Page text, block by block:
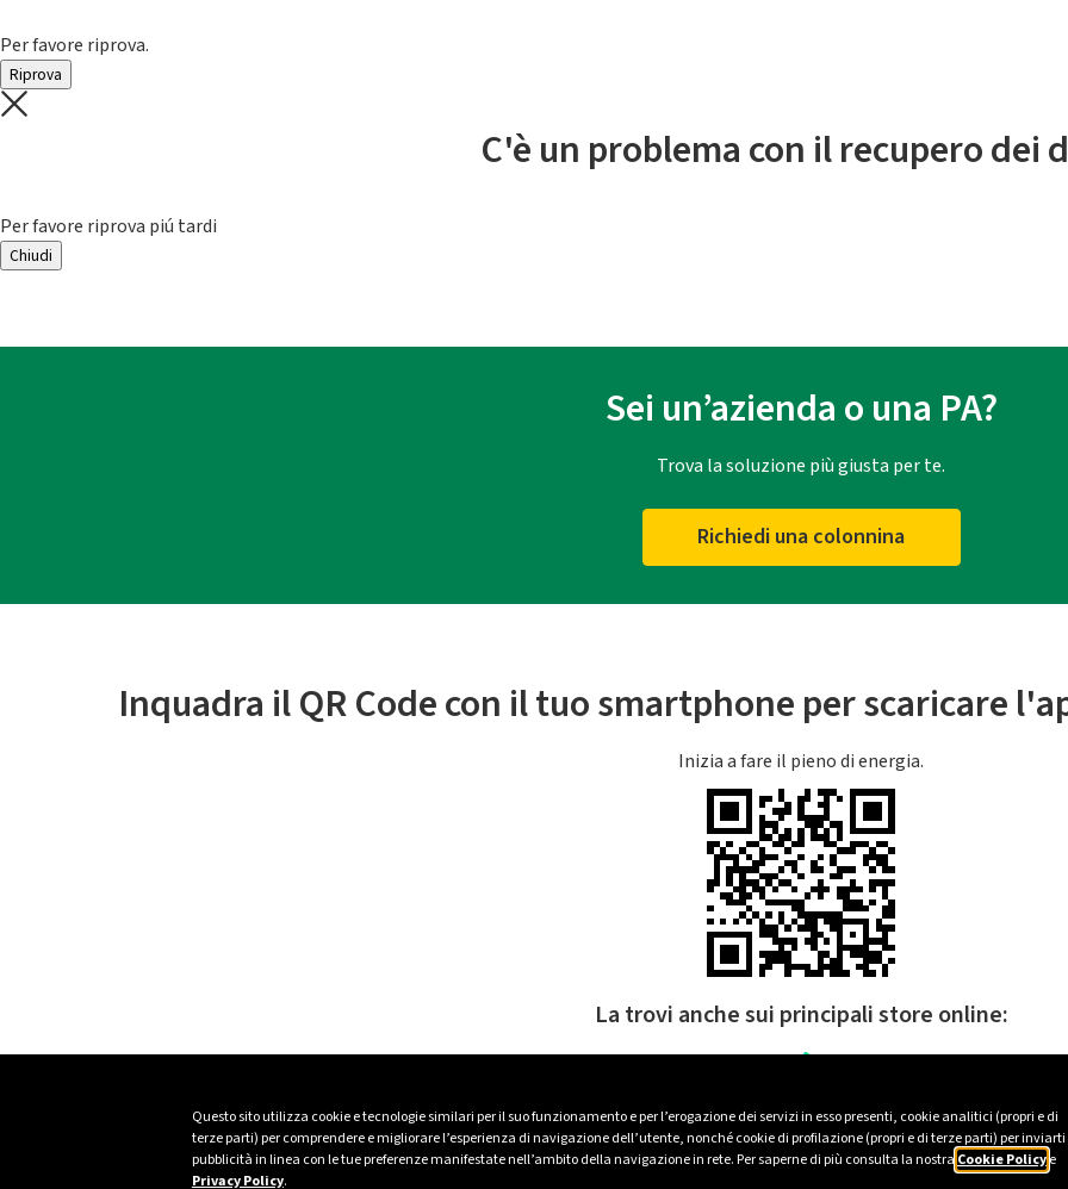
Questo sito utilizza cookie e tecnologie similari per il suo funzionamento e per l’erogazione dei servizi in esso presenti, cookie analitici (propri e di
terze parti) per comprendere e migliorare l’esperienza di navigazione dell’utente, nonché cookie di profilazione (propri e di terze parti) per inviarti
pubblicità in linea con le tue preferenze manifestate nell’ambito della navigazione in rete. Per saperne di più consulta la nostra Cookie Policye
Privacy Policy.
Per favore riprova.
Riprova
C'è un problema con il recupero dei
Per favore riprova piú tardi
Chiudi
Sei un’azienda o una PA?
Trova la soluzione più giusta per te.
Richiedi una colonnina
Inquadra il QR Code con il tuo smartphone per scaricare
Inizia a fare il pieno di energia.
La trovi anche sui principali store online: